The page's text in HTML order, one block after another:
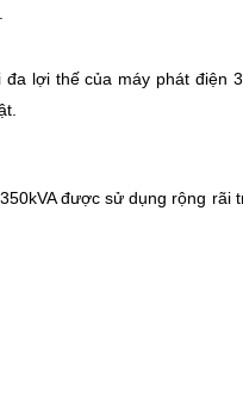
lợi thế của máy phát điện
được sử dụng rộng rãi